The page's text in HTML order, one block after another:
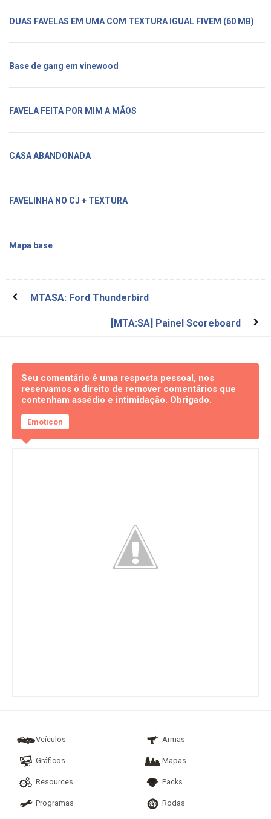
DUAS FAVELAS EM UMA COM TEXTURA IGUAL FIVEM (60 MB)
Base de gang em vinewood
FAVELA FEITA POR MIM A MÃOS
CASA ABANDONADA
FAVELINHA NO CJ + TEXTURA
Mapa base
MTASA: Ford Thunderbird
[MTA:SA] Painel Scoreboard
Seu comentário é uma resposta pessoal, nos
reservamos o direito de remover comentários que
contenham assédio e intimidação. Obrigado.
Emoticon
Veículos Armas
Gráficos Mapas
Resources Packs
Programas Rodas